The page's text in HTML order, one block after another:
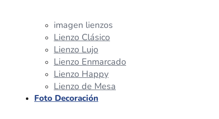
imagen lienzos
Lienzo Clásico
Lienzo Lujo
Lienzo Enmarcado
Lienzo Happy
Lienzo de Mesa
Foto Decoración